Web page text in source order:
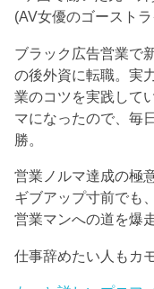
(AV女優のゴースト
ブラック広告営業で
の後外資に転職。実
業のコツを実践して
マになったので、毎
勝。
営業ノルマ達成の極
ギブアップ寸前でも
営業マンへの道を爆
仕事辞めたい人もカ